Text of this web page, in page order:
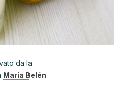
da la
María Belén